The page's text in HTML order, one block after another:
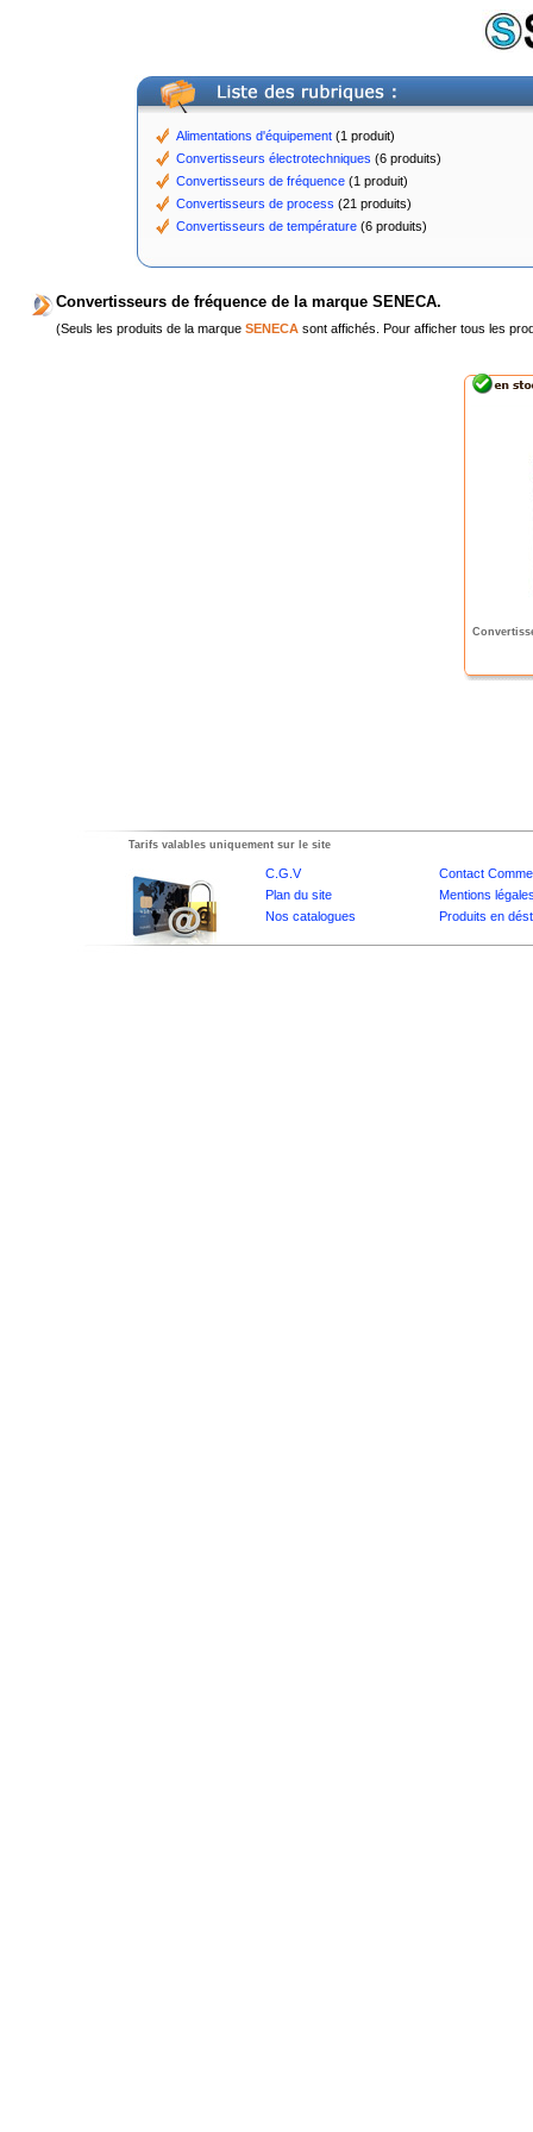
Alimentations d'équipement(1 produit)
Convertisseurs électrotechniques (6 produits)
Convertisseurs de fréquence(1 produit)
Convertisseurs de process (21 produits)
Convertisseurs de température(6 produits)
Convertisseurs de fréquence de la marque SENECA.
(Seuls les produits de la marque SENECA sont affichés. Pour afficher tous les
Tarifs valables uniquement sur le site
C.G.V
Contact
Plan du site
Mentions
Nos catalogues
Produits en